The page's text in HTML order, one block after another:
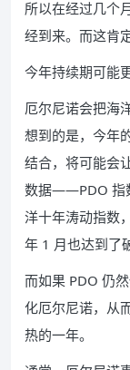
所以在经过几个
经到来。而这肯
今年持续期可能
厄尔尼诺会把海
想到的是，今年
结合，将可能会
数据——PDO 指
洋十年涛动指数
年 1 月也达到了
而如果 PDO 仍
化厄尔尼诺，从
热的一年。